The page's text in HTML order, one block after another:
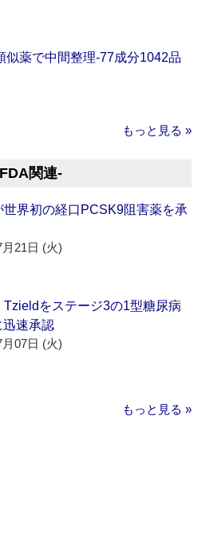
似薬で中間整理‐77成分1042品
もっと見る »
関連‐
世界初の経口PCSK9阻害薬を承
21日 (火)
Tzieldをステージ3の1型糖尿病
迅速承認
07日 (火)
もっと見る »